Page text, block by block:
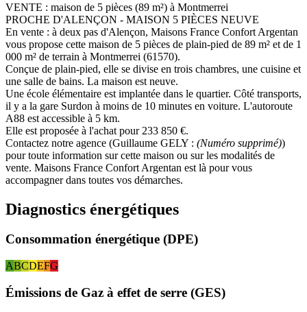
VENTE : maison de 5 pièces (89 m²) à Montmerrei
PROCHE D'ALENÇON - MAISON 5 PIÈCES NEUVE
En vente : à deux pas d'Alençon, Maisons France Confort Argentan
vous propose cette maison de 5 pièces de plain-pied de 89 m² et de 1
000 m² de terrain à Montmerrei (61570).
Conçue de plain-pied, elle se divise en trois chambres, une cuisine et
une salle de bains. La maison est neuve.
Une école élémentaire est implantée dans le quartier. Côté transports,
il y a la gare Surdon à moins de 10 minutes en voiture. L'autoroute
A88 est accessible à 5 km.
Elle est proposée à l'achat pour 233 850 €.
Contactez notre agence (Guillaume GELY : (Numéro supprimé))
pour toute information sur cette maison ou sur les modalités de
vente. Maisons France Confort Argentan est là pour vous
accompagner dans toutes vos démarches.
Diagnostics énergétiques
Consommation énergétique (DPE)
ABCDEFG
Émissions de Gaz à effet de serre (GES)